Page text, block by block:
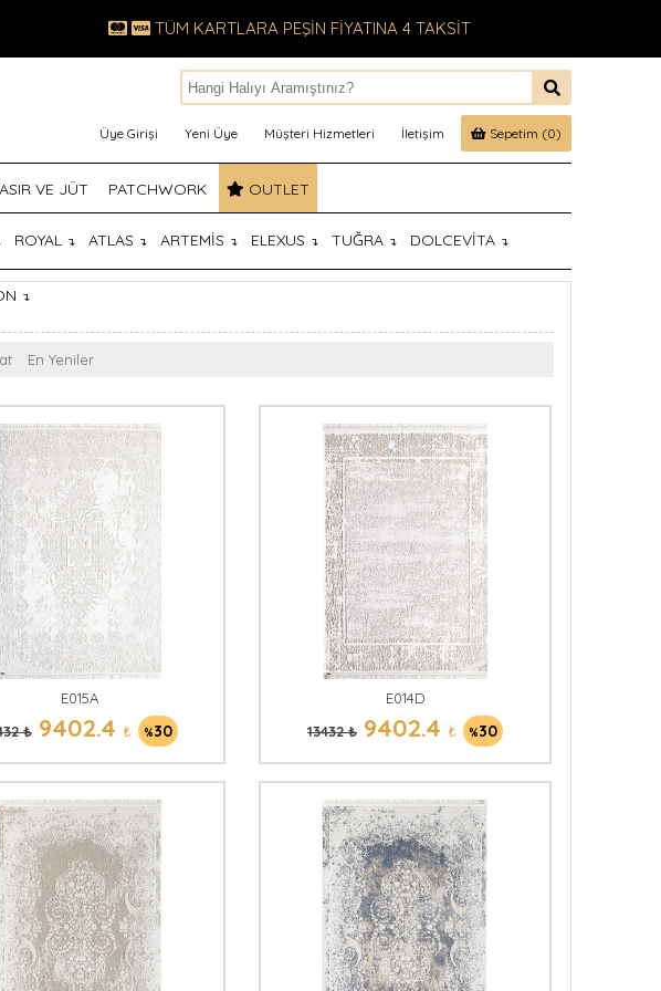
TÜM KARTLARA PEŞİN FİYATINA 4 TAKSİT
Üye Girişi Yeni Üye Müşteri Hizmetleri İletişim Sepetim (0)
VE JÜT PATCHWORK OUTLET
ROYAL ↴ ATLAS ↴ ARTEMİS ↴ ELEXUS ↴ TUĞRA ↴ DOLCEVİTA ↴
↴
En Yeniler
E015A
₺9402.4 ₺ %30
E014D
13432 ₺9402.4₺ %30